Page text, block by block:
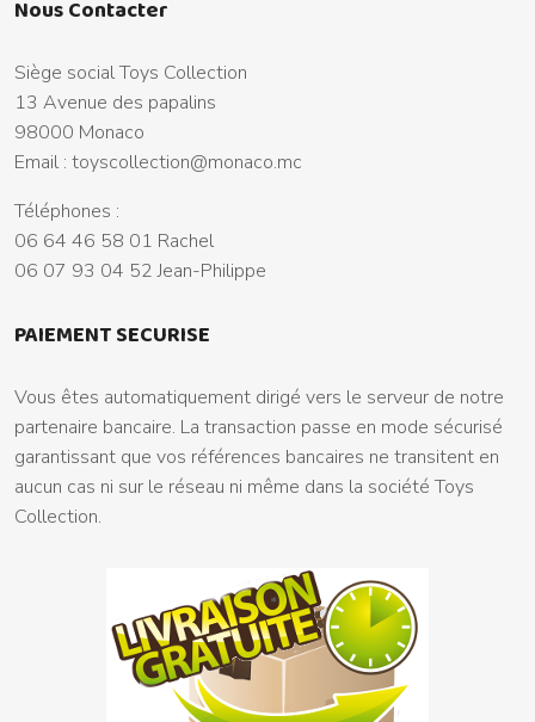
Nous Contacter
Siège social Toys Collection
13 Avenue des papalins
98000 Monaco
Email : toyscollection@monaco.mc
Téléphones :
06 64 46 58 01 Rachel
06 07 93 04 52 Jean-Philippe
PAIEMENT SECURISE
Vous êtes automatiquement dirigé vers le serveur de notre
partenaire bancaire. La transaction passe en mode sécurisé
garantissant que vos références bancaires ne transitent en
aucun cas ni sur le réseau ni même dans la société Toys
Collection.